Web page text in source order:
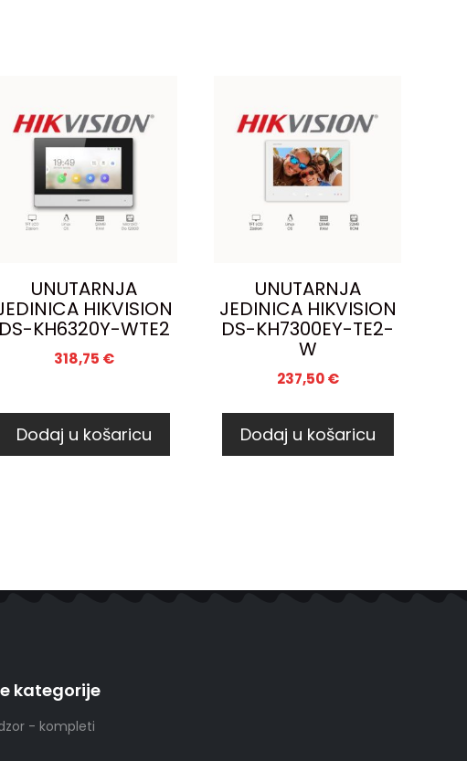
UNUTARNJA
HIKVISION
DS-KH6320Y-WTE2
318,75 €
Dodaj u košaricu
UNUTARNJA
JEDINICA HIKVISION
DS-KH7300EY-TE2-
W
237,50€
Dodaj u košaricu
kategorije
- kompleti